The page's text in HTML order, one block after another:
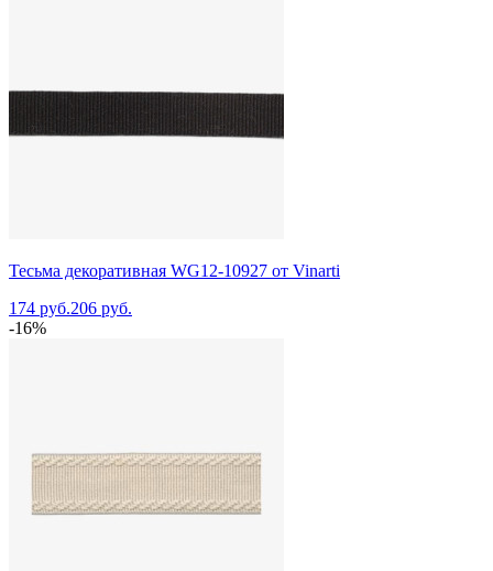
Тесьма декоративная WG12-10927 от Vinarti
174 руб.206 руб.
-16%